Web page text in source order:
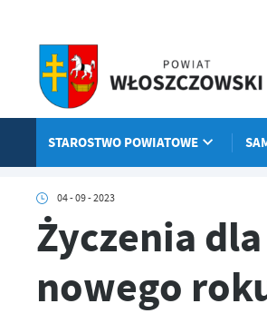
STAROSTWO POWIATOWE
04 - 09 - 2023
Życzenia
nowego